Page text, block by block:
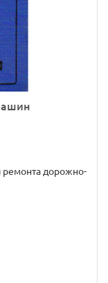
ремонта дорожно-